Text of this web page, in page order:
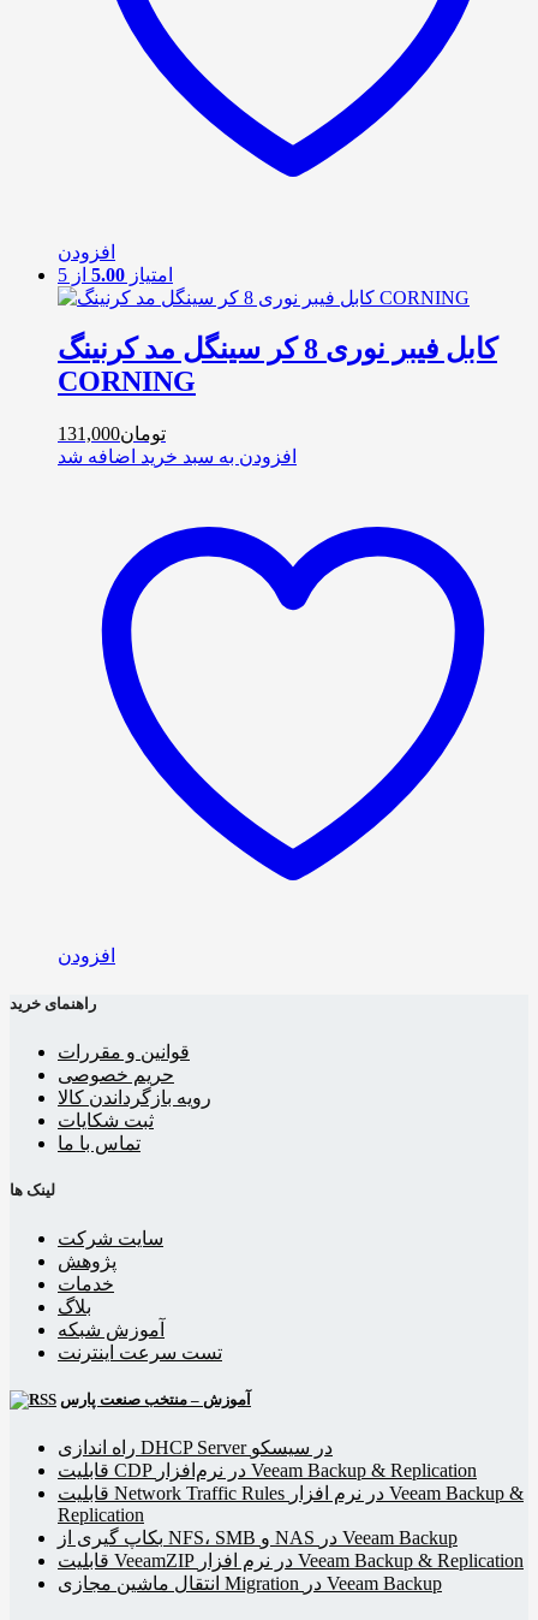
افزودن
امتیاز 5.00 از 5
کابل فیبر نوری 8 کر سینگل مد کرنینگ
CORNING
تومان131,000
افزودن به سبد خرید اضافه شد
افزودن
راهنمای خرید
قوانین و مقررات
حریم خصوصی
رویه بازگرداندن کالا
ثبت شکایات
تماس با ما
لینک ها
سایت شرکت
پژوهش
خدمات
بلاگ
آموزش شبکه
تست سرعت اینترنت
آموزش – منتخب صنعت پارس
راه اندازی DHCP Server در سیسکو
قابلیت CDP در نرم‌افزار Veeam Backup & Replication
قابلیت Network Traffic Rules در نرم افزار Veeam Backup &
Replication
بکاپ گیری از NFS، SMB و NAS در Veeam Backup
قابلیت VeeamZIP در نرم افزار Veeam Backup & Replication
انتقال ماشین مجازی Migration در Veeam Backup